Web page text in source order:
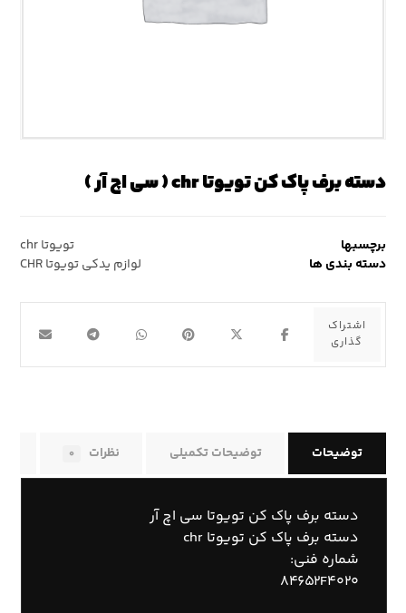
دسته برف پاک کن تویوتا chr ( سی اچ آر )
برچسبها
تویوتا chr
دسته بندی ها
لوازم یدکی تویوتا CHR
توضیحات توضیحات تکمیلی نظرات ۰
دسته برف پاک کن تویوتا سی اچ آر
دسته برف پاک کن تویوتا chr
شماره فنی:
۸۴۶۵۲F۴۰۲۰